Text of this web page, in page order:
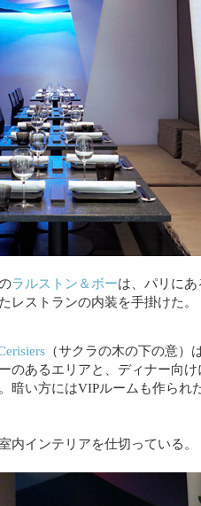
ラルストン＆ボーは、パリに
レストランの内装を手掛けた。
（サクラの木の下の意）
のあるエリアと、ディナー向
暗い方にはVIPルームも作られ
内インテリアを仕切っている。